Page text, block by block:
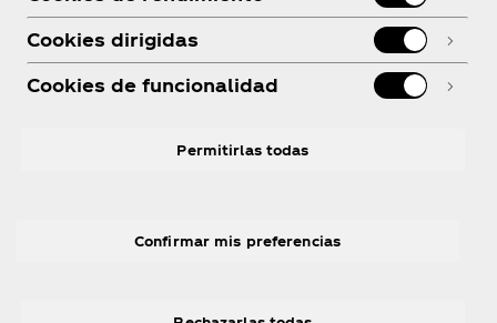
Legal
Cookies dirigidas
Cookies de funcionalidad
Permitirlas todas
Confirmar mis preferencias